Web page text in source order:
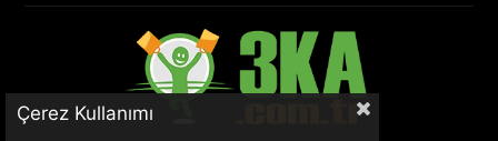
Çerez Kullanımı